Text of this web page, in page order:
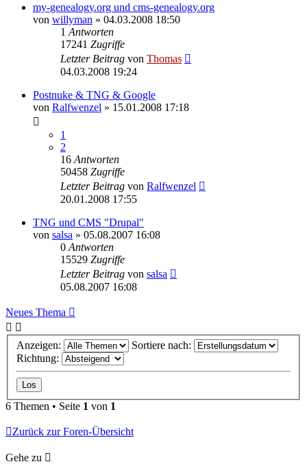
my-genealogy.org und cms-genealogy.org
von willyman » 04.03.2008 18:50
1 Antworten
17241 Zugriffe
Letzter Beitrag von Thomas
04.03.2008 19:24
Postnuke & TNG & Google
von Ralfwenzel » 15.01.2008 17:18
1
2
16 Antworten
50458 Zugriffe
Letzter Beitrag von Ralfwenzel
20.01.2008 17:55
TNG und CMS "Drupal"
von salsa » 05.08.2007 16:08
0 Antworten
15529 Zugriffe
Letzter Beitrag von salsa
05.08.2007 16:08
Neues Thema
Anzeigen:
Sortiere nach:
Richtung:
6 Themen • Seite 1 von 1
Zurück zur Foren-Übersicht
Gehe zu